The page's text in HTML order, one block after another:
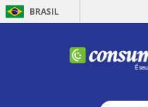
BRASIL